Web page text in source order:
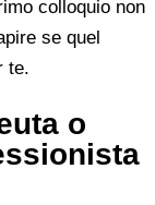
colloquio non
se quel
te.
o